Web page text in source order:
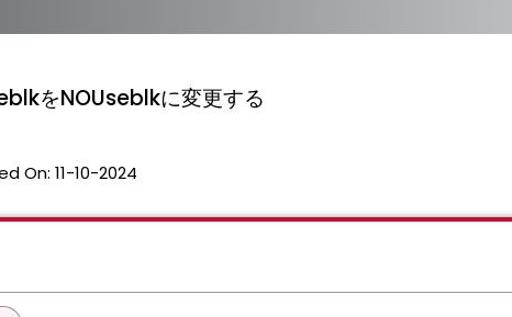
をNOUseblkに変更する
On: 11-10-2024